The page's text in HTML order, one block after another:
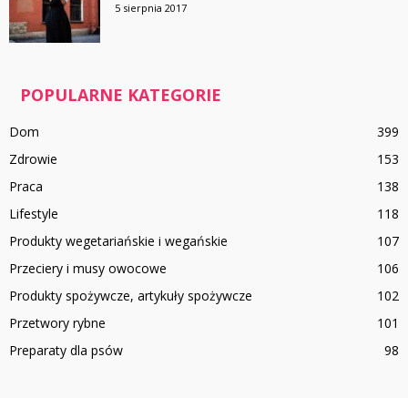
5 sierpnia 2017
POPULARNE KATEGORIE
Dom
399
Zdrowie
153
Praca
138
Lifestyle
118
Produkty wegetariańskie i wegańskie
107
Przeciery i musy owocowe
106
Produkty spożywcze, artykuły spożywcze
102
Przetwory rybne
101
Preparaty dla psów
98